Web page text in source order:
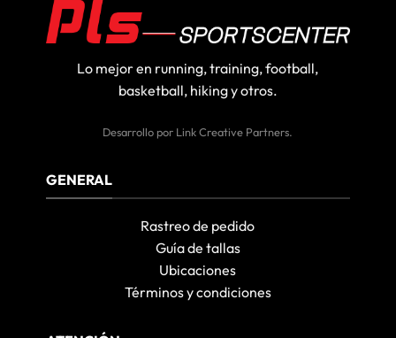
Lo mejor en running, training, football,
basketball, hiking y otros.
Desarrollo por Link Creative Partners.
GENERAL
Rastreo de pedido
Guía de tallas
Ubicaciones
Términos y condiciones